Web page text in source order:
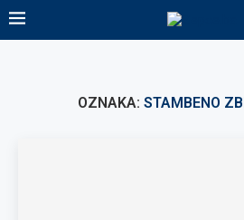
OZNAKA: STAMBENO